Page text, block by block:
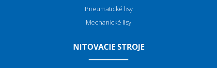
Pneumatické lisy
Mechanické lisy
NITOVACIE STROJE